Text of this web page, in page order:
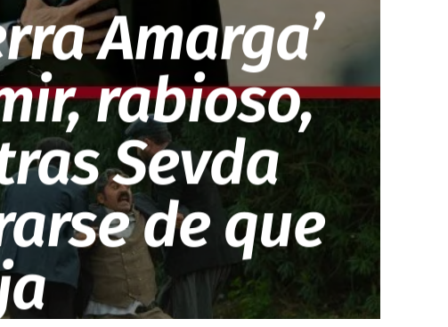
Amarga’
rabioso,
Sevda
de que